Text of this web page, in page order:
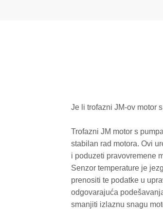
Je li trofazni JM-ov motor
Trofazni JM motor s
stabilan rad motora. Ovi
i poduzeti pravovremene
Senzor temperature je
prenositi te podatke u
odgovarajuća
smanjiti izlaznu snagu